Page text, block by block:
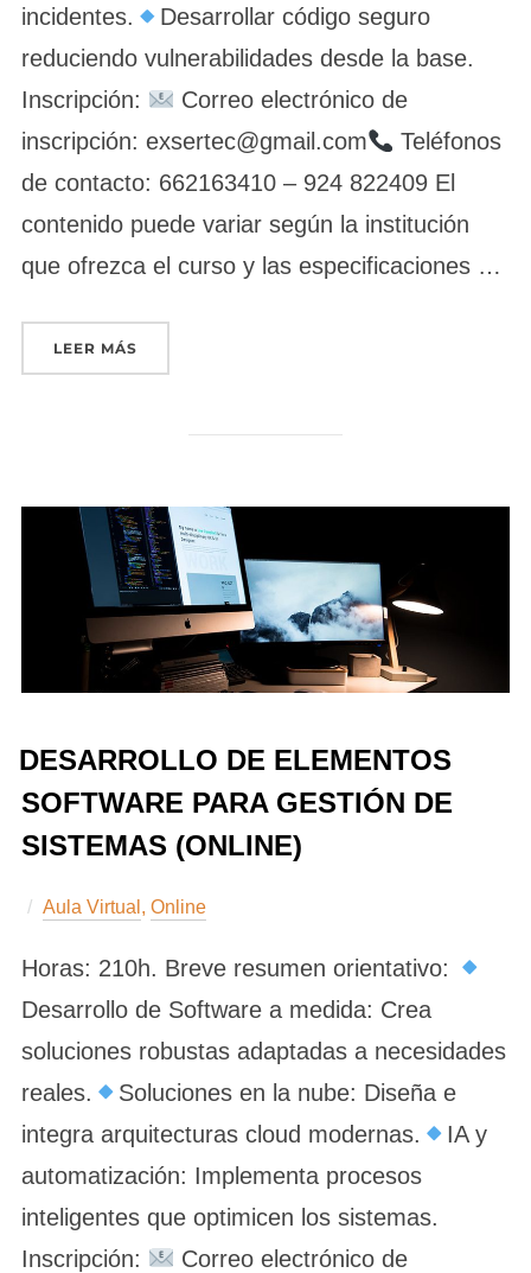
incidentes.
Desarrollar código seguro
reduciendo vulnerabilidades desde la base.
Inscripción:
Correo electrónico de
inscripción: exsertec@gmail.com
Teléfonos
de contacto: 662163410 – 924 822409 El
contenido puede variar según la institución
que ofrezca el curso y las especificaciones …
LEER MÁS«AUDITORÍA DE SEGURIDAD INFORMÁTICA
DESARROLLO DE ELEMENTOS
SOFTWARE PARA GESTIÓN DE
SISTEMAS (ONLINE)
Aula Virtual , Online
Horas: 210h. Breve resumen orientativo:
Desarrollo de Software a medida: Crea
soluciones robustas adaptadas a necesidades
reales.
Soluciones en la nube: Diseña e
integra arquitecturas cloud modernas.
IA y
automatización: Implementa procesos
inteligentes que optimicen los sistemas.
Inscripción:
Correo electrónico de